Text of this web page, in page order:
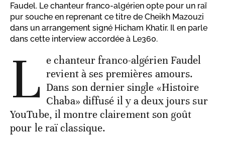
Faudel. Le chanteur franco-algérien opte pour un raï
pur souche en reprenant ce titre de Cheikh Mazouzi
dans un arrangement signé Hicham Khatir. Il en parle
dans cette interview accordée à Le360.
L e chanteur franco-algérien Faudel
revient à ses premières amours.
Dans son dernier single «Histoire
Chaba» diffusé il y a deux jours sur
YouTube, il montre clairement son goût
pour le raï classique.